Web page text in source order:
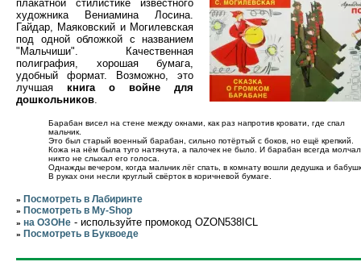
плакатной стилистике известного
художника Вениамина Лосина.
Гайдар, Маяковский и Могилевская
под одной обложкой с названием
"Мальчиши". Качественная
полиграфия, хорошая бумага,
удобный формат. Возможно, это
лучшая книга о войне для
дошкольников
Барабан висел на стене между окнами, как раз напротив кровати, где спал
мальчик.
Это был старый военный барабан, сильно потёртый с боков, но ещё крепкий.
Кожа на нём была туго натянута, а палочек не было. И барабан всегда
никто не слыхал его голоса.
Однажды вечером, когда мальчик лёг спать, в комнату вошли дедушка и
В руках они несли круглый свёрток в коричневой бумаге.
» Посмотреть в Лабиринте
» Посмотреть в My-Shop
» на ОЗОНе - используйте промокод OZON538ICL
» Посмотреть в Буквоеде